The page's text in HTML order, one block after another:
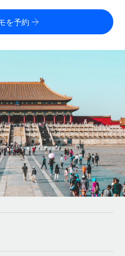
を遵守して契約
部委託
にシームレスに統合する
本機能を内蔵
、あらゆるAIツールをRemoteに接続
を活用して業務プロセスを効率化す
較
ャイルなグローバルHR・給与処理ソ
事ソリューションでチームを拡大する
HR
パートナー
柔軟に自社プラットフォームへ統合
ール
プレート
を予約